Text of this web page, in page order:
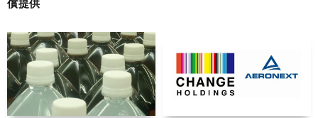
償提供